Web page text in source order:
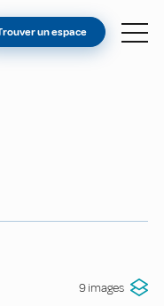
un espace
9 images